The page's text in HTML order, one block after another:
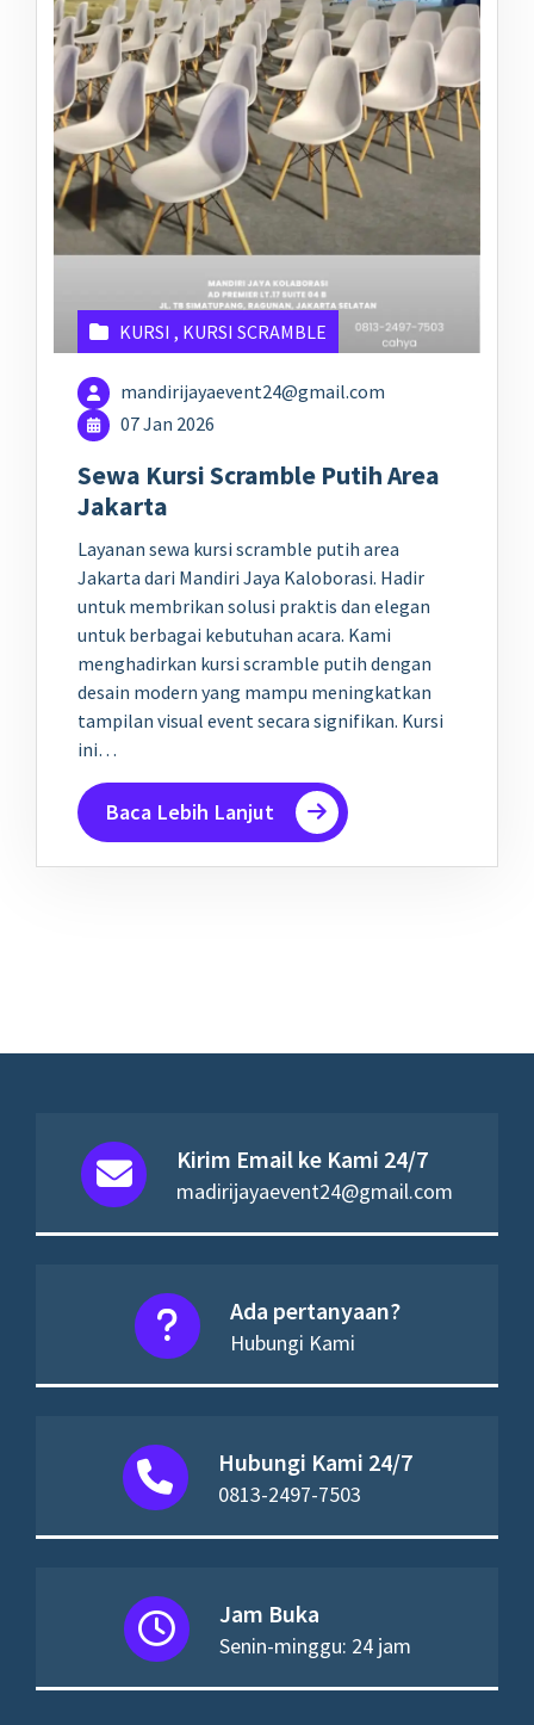
KURSI , KURSI SCRAMBLE
mandirijayaevent24@gmail.com
07 Jan 2026
Sewa Kursi Scramble Putih Area
Jakarta
Layanan sewa kursi scramble putih area
Jakarta dari Mandiri Jaya Kaloborasi. Hadir
untuk membrikan solusi praktis dan elegan
untuk berbagai kebutuhan acara. Kami
menghadirkan kursi scramble putih dengan
desain modern yang mampu meningkatkan
tampilan visual event secara signifikan. Kursi
ini…
Baca Lebih Lanjut
Kirim Email ke Kami 24/7
madirijayaevent24@gmail.com
Ada pertanyaan?
Hubungi Kami
Hubungi Kami 24/7
0813-2497-7503
Jam Buka
Senin-minggu: 24 jam